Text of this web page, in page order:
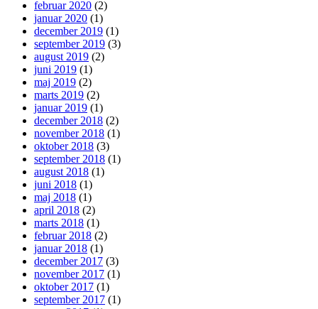
februar 2020 (2)
januar 2020 (1)
december 2019 (1)
september 2019 (3)
august 2019 (2)
juni 2019 (1)
maj 2019 (2)
marts 2019 (2)
januar 2019 (1)
december 2018 (2)
november 2018 (1)
oktober 2018 (3)
september 2018 (1)
august 2018 (1)
juni 2018 (1)
maj 2018 (1)
april 2018 (2)
marts 2018 (1)
februar 2018 (2)
januar 2018 (1)
december 2017 (3)
november 2017 (1)
oktober 2017 (1)
september 2017 (1)